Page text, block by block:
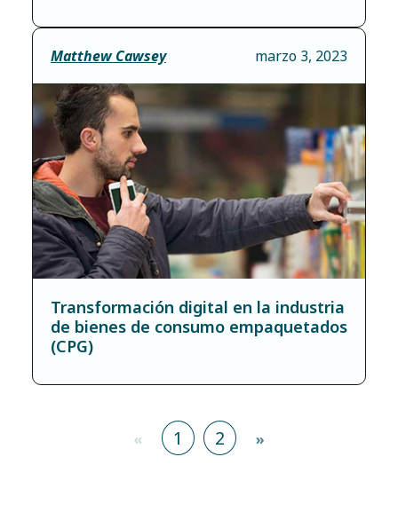
Matthew Cawsey marzo 3, 2023
Transformación digital en la industria
de bienes de consumo empaquetados
(CPG)
« 1 2 »